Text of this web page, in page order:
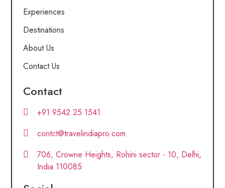
Experiences
Destinations
About Us
Contact Us
Contact
+91 9542 25 1541
contct@travelindiapro.com
706, Crowne Heights, Rohini sector - 10, Delhi,
India 110085